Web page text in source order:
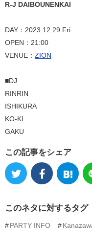
R-J DAIBOUNENKAI
DAY：2023.12.29 Fri
OPEN：21:00
VENUE： ZION
■DJ
RINRIN
ISHIKURA
KO-KI
GAKU
この記事をシェア
このネタに対するタグ
PARTY INFO